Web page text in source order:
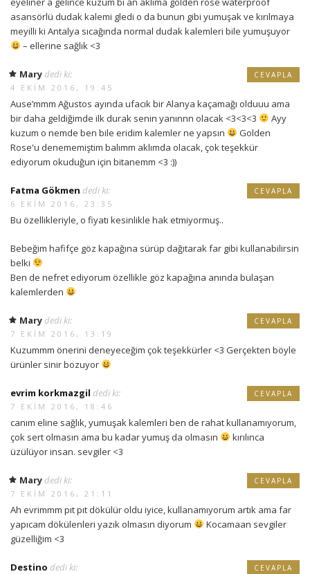
asansörlü dudak kalemi gledi o da bunun gibi yumuşak ve kırılmaya
meyilli ki Antalya sıcağında normal dudak kalemleri bile yumuşuyor
– ellerine sağlık <3
Mary dedi ki:
4 EKIM 2016, 19:45
Ause’mmm Ağustos ayında ufacık bir Alanya kaçamağı olduuu ama
bir daha geldiğimde ilk durak senin yanınnn olacak <3<3<3
Ayy
kuzum o nemde ben bile eridim kalemler ne yapsın
Golden
Rose'u denememiştim balımm aklımda olacak, çok teşekkür
ediyorum okuduğun için bitanemm <3 :))
CEVAPLA
Fatma Gökmen dedi ki:
6 EKIM 2016, 23:35
Bu özellikleriyle, o fiyatı kesinlikle hak etmiyormuş..
Bebeğim hafifçe göz kapağına sürüp dağıtarak far gibi kullanabilirsin
belki
Ben de nefret ediyorum özellikle göz kapağına anında bulaşan
kalemlerden
CEVAPLA
Mary dedi ki:
7 EKIM 2016, 13:19
Kuzummm önerini deneyeceğim çok teşekkürler <3 Gerçekten böyle
ürünler sinir bozuyor
CEVAPLA
evrim korkmazgil dedi ki:
7 EKIM 2016, 18:46
canım eline sağlık, yumuşak kalemleri ben de rahat kullanamıyorum,
çok sert olmasın ama bu kadar yumuş da olmasın
kırılınca
üzülüyor insan. sevgiler <3
CEVAPLA
Mary dedi ki:
7 EKIM 2016, 21:11
Ah evrimmm pıt pıt dökülür oldu iyice, kullanamıyorum artık ama far
yapıcam dökülenleri yazık olmasın diyorum
Kocamaan sevgiler
güzelliğim <3
CEVAPLA
Destino dedi ki: CEVAPLA